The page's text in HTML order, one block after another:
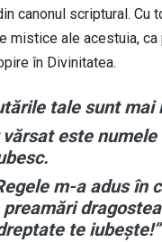
canonul scriptural. Cu
mistice ale acestuia,
în Divinitatea.
tale sunt mai
este numele
m-a adus în
te iubește!”